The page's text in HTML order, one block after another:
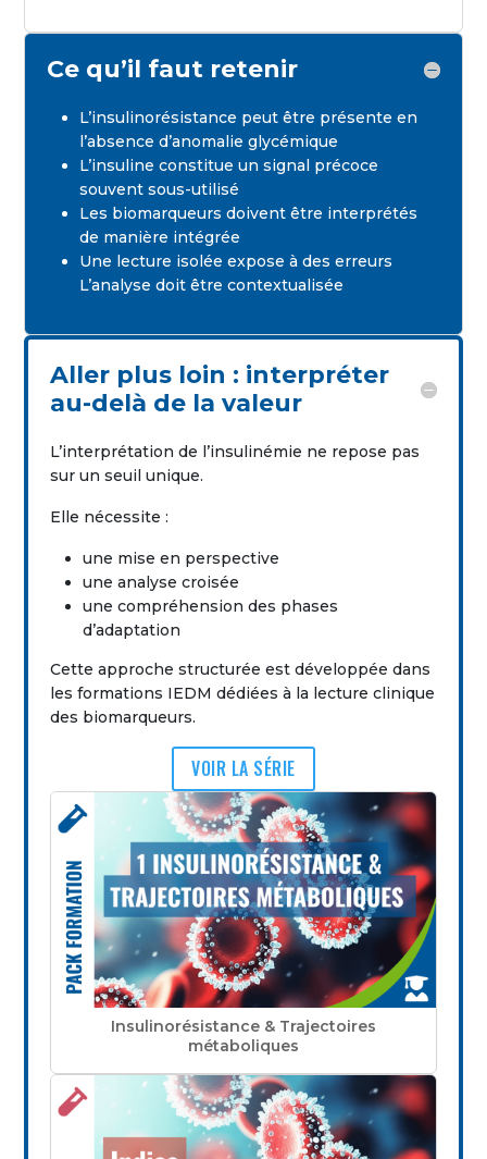
Ce qu’il faut retenir
L’insulinorésistance peut être présente en
l’absence d’anomalie glycémique
L’insuline constitue un signal précoce
souvent sous-utilisé
Les biomarqueurs doivent être interprétés
de manière intégrée
Une lecture isolée expose à des erreurs
L’analyse doit être contextualisée
Aller plus loin : interpréter
au-delà de la valeur
L’interprétation de l’insulinémie ne repose pas
sur un seuil unique.
Elle nécessite :
une mise en perspective
une analyse croisée
une compréhension des phases
d’adaptation
Cette approche structurée est développée dans
les formations IEDM dédiées à la lecture clinique
des biomarqueurs.
VOIR LA SÉRIE
Insulinorésistance & Trajectoires
métaboliques